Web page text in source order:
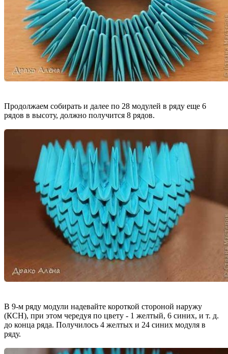
Продолжаем собирать и далее по 28 модулей в ряду еще 6
рядов в высоту, должно получится 8 рядов.
В 9-м ряду модули надевайте короткой стороной наружу
(КСН), при этом чередуя по цвету - 1 желтый, 6 синих, и т. д.
до конца ряда. Получилось 4 желтых и 24 синих модуля в
ряду.